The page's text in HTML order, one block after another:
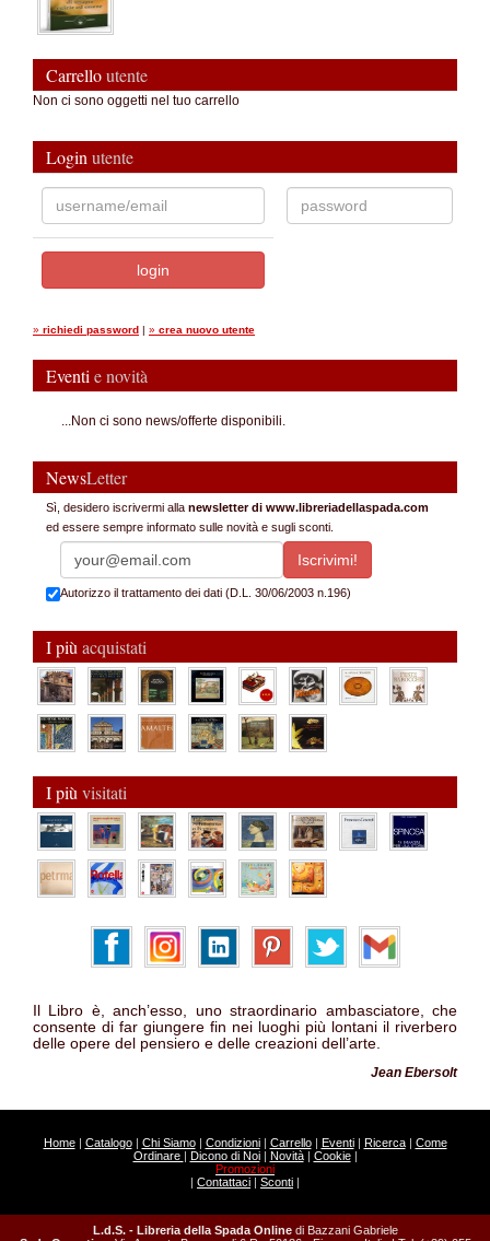
Carrelloutente
Non ci sono oggetti nel tuo carrello
Login utente
» richiedi password | » crea nuovo utente
Eventi e novità
...Non ci sono news/offerte disponibili.
NewsLetter
Sì, desidero iscrivermi alla newsletter di www.libreriadellaspada.com
ed essere sempre informato sulle novità e sugli sconti.
Autorizzo il trattamento dei dati (D.L. 30/06/2003 n.196)
I più acquistati
I più visitati
Il Libro è, anch’esso, uno straordinario ambasciatore, che
consente di far giungere fin nei luoghi più lontani il riverbero
delle opere del pensiero e delle creazioni dell’arte.
Jean Ebersolt
Home| Catalogo| Chi Siamo| Condizioni| Carrello| Eventi| Ricerca| Come
Ordinare | Dicono di Noi| Novità| Cookie|
Promozioni
| Contattaci | Sconti |
L.d.S. - Libreria della Spada Online di Bazzani Gabriele